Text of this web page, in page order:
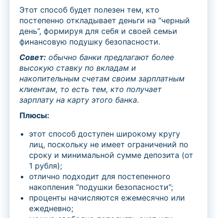
Этот способ будет полезен тем, кто
постепенно откладывает деньги на “черный
день”, формируя для себя и своей семьи
финансовую подушку безопасности.
Совет: обычно банки предлагают более
высокую ставку по вкладам и
накопительным счетам своим зарплатным
клиентам, то есть тем, кто получает
зарплату на карту этого банка.
Плюсы:
этот способ доступен широкому кругу
лиц, поскольку не имеет ограничений по
сроку и минимальной сумме депозита (от
1 рубля);
отлично подходит для постепенного
накопления “подушки безопасности”;
проценты начисляются ежемесячно или
ежедневно;